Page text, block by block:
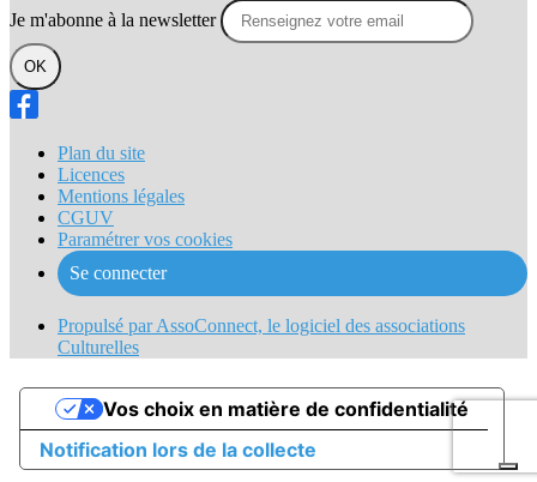
Je m'abonne à la newsletter
OK
Plan du site
Licences
Mentions légales
CGUV
Paramétrer vos cookies
Se connecter
Propulsé par AssoConnect, le logiciel des associations
Culturelles
Notification lors de la collecte
Vos choix en matière de confidentialité